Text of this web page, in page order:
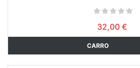
32,00 €
CARRO